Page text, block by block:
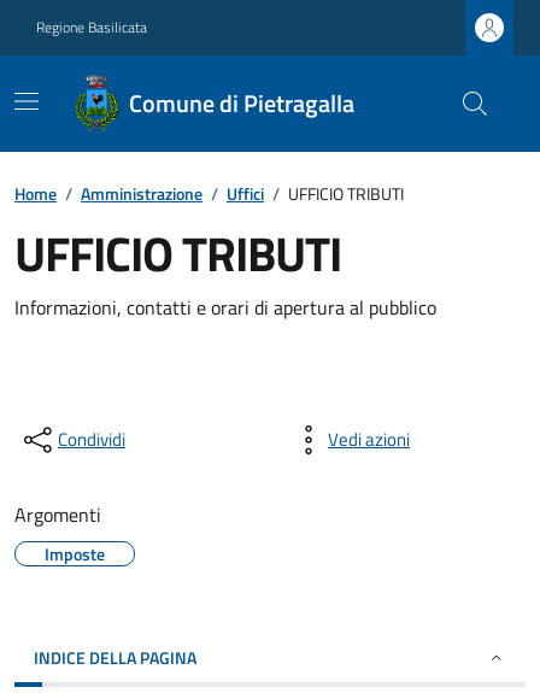
Regione Basilicata
Comune di Pietragalla
Home / Amministrazione / Uffici / UFFICIO TRIBUTI
UFFICIO TRIBUTI
Informazioni, contatti e orari di apertura al pubblico
Condividi Vedi azioni
Argomenti
Imposte
INDICE DELLA PAGINA